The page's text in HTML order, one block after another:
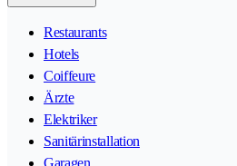
Restaurants
Hotels
Coiffeure
Ärzte
Elektriker
Sanitärinstallation